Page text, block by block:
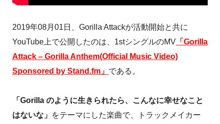
2019年08月01日、Gorilla Attackが活動開始と共に
YouTube上で公開したのは、1stシングルのMV 「Gorilla
Attack – Gorilla Anthem(Official Music Video)
Sponsored by Stand.fm」 である。
「Gorilla のように生きられたら、こんなに幸せなこと
はないな」 をテーマにした楽曲で、トラックメイカー